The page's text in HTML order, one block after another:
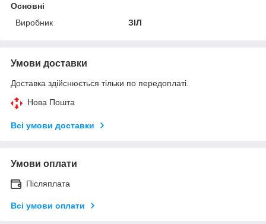
Основні
Виробник
ЗІЛ
Умови доставки
Доставка здійснюється тільки по передоплаті.
Нова Пошта
Всі умови доставки
Умови оплати
Післяплата
Всі умови оплати